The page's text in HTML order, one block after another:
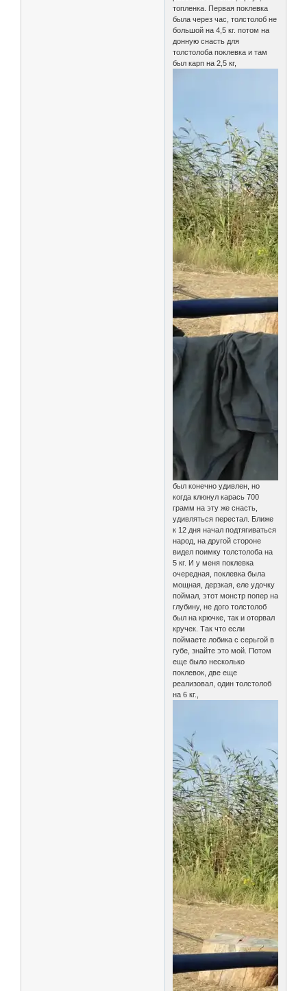
топленка. Первая поклевка
была через час, толстолоб не
большой на 4,5 кг. потом на
донную снасть для
толстолоба поклевка и там
был карп на 2,5 кг,
был конечно удивлен, но
когда клюнул карась 700
грамм на эту же снасть,
удивляться перестал. Ближе
к 12 дня начал подтягиваться
народ, на другой стороне
видел поимку толстолоба на
5 кг. И у меня поклевка
очередная, поклевка была
мощная, дерзкая, еле удочку
поймал, этот монстр попер на
глубину, не дого толстолоб
был на крючке, так и оторвал
кручек. Так что если
поймаете лобика с серьгой в
губе, знайте это мой. Потом
еще было несколько
поклевок, две еще
реализовал, один толстолоб
на 6 кг.,